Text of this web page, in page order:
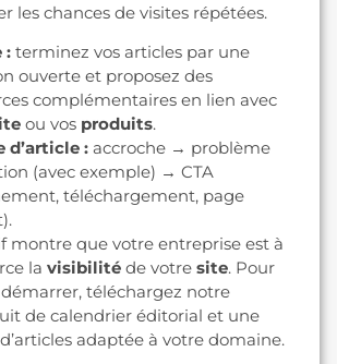
les chances de visites répétées.
: terminez vos articles par une
ouverte et proposez des
complémentaires en lien avec
ou vos produits.
d’article : accroche → problème
(avec exemple) → CTA
téléchargement, page
montre que votre entreprise est à
la visibilité de votre site. Pour
téléchargez notre
de calendrier éditorial et une
d’articles adaptée à votre domaine.